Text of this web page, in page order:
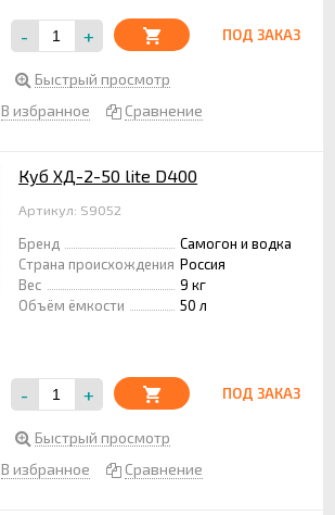
- + ПОД ЗАКАЗ
Быстрый просмотр
В избранное
Сравнение
Куб ХД-2-50 lite D400
Артикул: S9052
Бренд
Самогон и водка
Страна происхождения Россия
Вес
9 кг
Объём ёмкости
50 л
- + ПОД ЗАКАЗ
Быстрый просмотр
В избранное
Сравнение